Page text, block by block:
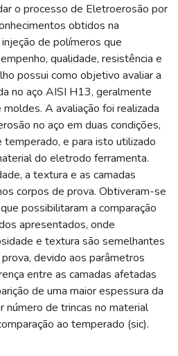
o processo de Eletroerosão por
obtidos na
de polímeros que
qualidade, resistência e
possui como objetivo avaliar a
no aço AISI H13, geralmente
A avaliação foi realizada
no aço em duas condições,
temperado, e para isto utilizado
do eletrodo ferramenta.
a textura e as camadas
corpos de prova. Obtiveram-se
possibilitaram a comparação
apresentados, onde
e textura são semelhantes
devido aos parâmetros
entre as camadas afetadas
de uma maior espessura da
número de trincas no material
ao temperado (sic).